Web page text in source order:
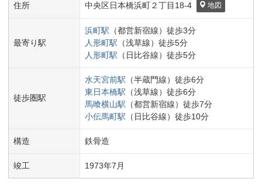
住所 中央区日本橋浜町２丁目 18-4 地図
最寄り駅
浜町駅 （都営新宿線） 徒歩3分
人形町駅 （浅草線） 徒歩5分
人形町駅 （ 日比谷線） 徒歩5分
徒歩圏駅
水天宮前駅 （半蔵門線） 徒歩6分
東日本橋駅 （浅草線） 徒歩6分
馬喰横山駅 （都営新宿線） 徒歩7分
小伝馬町駅 （ 日比谷線） 徒歩10分
構造 鉄骨造
竣工 1973年7 月